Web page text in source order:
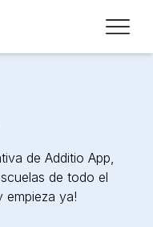
de Additio App,
de todo el
empieza ya!